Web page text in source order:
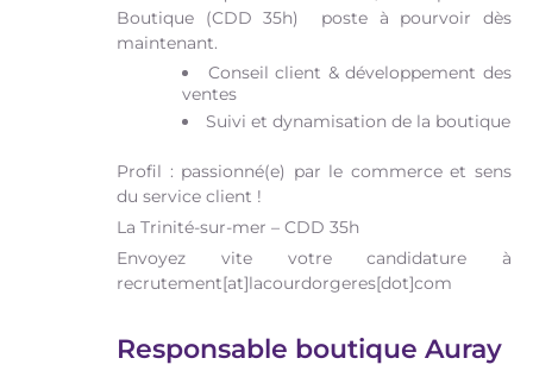
Boutique (CDD 35h) poste à pourvoir dès
maintenant.
Conseil client & développement des
ventes
Suivi et dynamisation de la boutique
Profil : passionné(e) par le commerce et sens
du service client !
La Trinité-sur-mer – CDD 35h
Envoyez vite votre candidature à
recrutement[at]lacourdorgeres[dot]com
Responsable boutique Auray